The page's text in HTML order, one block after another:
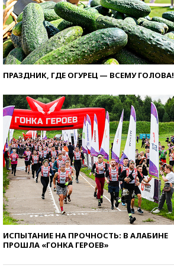
ПРАЗДНИК, ГДЕ ОГУРЕЦ — ВСЕМУ ГОЛОВА!
ИСПЫТАНИЕ НА ПРОЧНОСТЬ: В АЛАБИНЕ
ПРОШЛА «ГОНКА ГЕРОЕВ»